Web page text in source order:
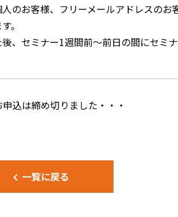
のお客様、フリーメールアドレスのお
。
、セミナー1週間前～前日の間にセミ
申込は締め切りました・・・
一覧に戻る